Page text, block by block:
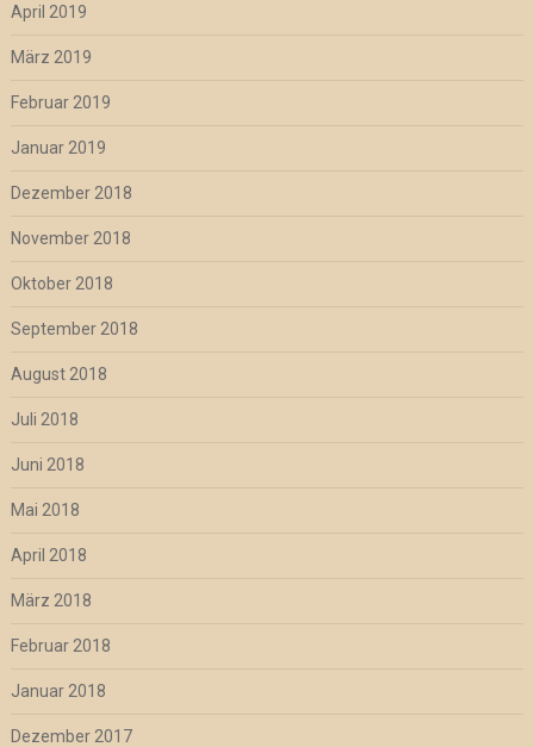
April 2019
März 2019
Februar 2019
Januar 2019
Dezember 2018
November 2018
Oktober 2018
September 2018
August 2018
Juli 2018
Juni 2018
Mai 2018
April 2018
März 2018
Februar 2018
Januar 2018
Dezember 2017